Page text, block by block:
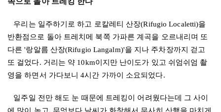
우리는 일주하기로 하고 로칼레티 산장(Rifugio Localetti)을
반환점으로 돌아 트레치메 북쪽 가파른 계곡을 오르내리며 또
다른 '랑알름 산장(Rifugio Langalm)'을 지나 주차장까지 걷고
또 걸었다. 거리는 약 10km이지만 난이도가 있고 쉬엄쉬엄 촬
영을 하면서 가다보니 4시간 가까이 소요되었다.
일주일 전만 해도 눈 때문에 트레킹이 어려웠다는데 그 사이